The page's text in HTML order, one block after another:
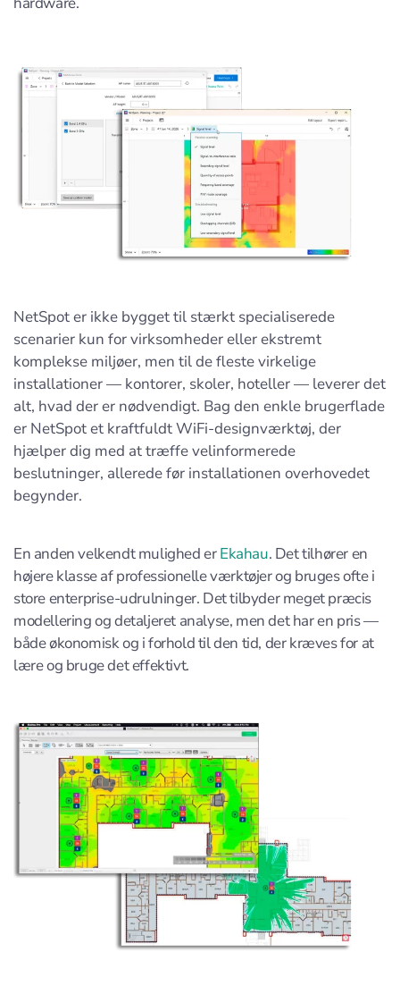
NetSpot er ikke bygget til stærkt specialiserede
scenarier kun for virksomheder eller ekstremt
komplekse miljøer, men til de fleste virkelige
installationer — kontorer, skoler, hoteller — leverer det
alt, hvad der er nødvendigt. Bag den enkle brugerflade
er NetSpot et kraftfuldt WiFi-designværktøj, der
hjælper dig med at træffe velinformerede
beslutninger, allerede før installationen overhovedet
begynder.
En anden velkendt mulighed erEkahau. Det tilhører en
højere klasse af professionelle værktøjer og bruges ofte i
store enterprise-udrulninger. Det tilbyder meget præcis
modellering og detaljeret analyse, men det har en pris —
både økonomisk og i forhold til den tid, der kræves for at
lære og bruge det effektivt.